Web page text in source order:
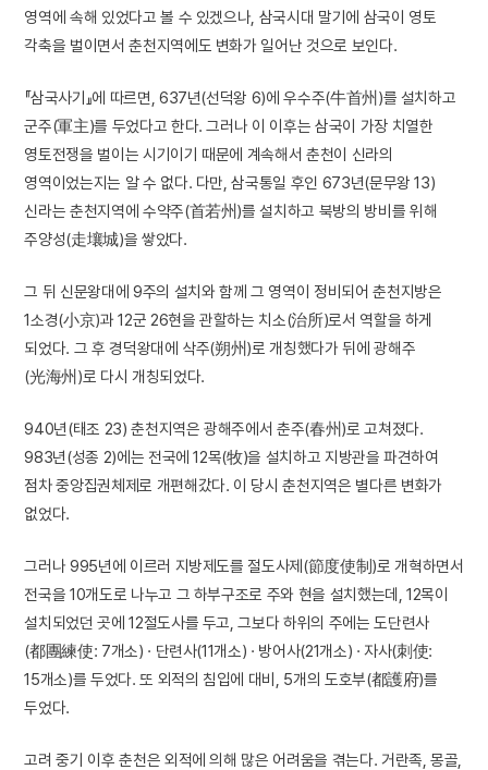
영역에 속해 있었다고 볼 수 있겠으나, 삼국시대 말기에 삼국이 영토
각축을 벌이면서 춘천지역에도 변화가 일어난 것으로 보인다.
『삼국사기』에 따르면, 637년(선덕왕 6)에 우수주(牛首州)를 설치하고
군주(軍主)를 두었다고 한다. 그러나 이 이후는 삼국이 가장 치열한
영토전쟁을 벌이는 시기이기 때문에 계속해서 춘천이 신라의
영역이었는지는 알 수 없다. 다만, 삼국통일 후인 673년(문무왕 13)
신라는 춘천지역에 수약주(首若州)를 설치하고 북방의 방비를 위해
주양성(走壤城)을 쌓았다.
그 뒤 신문왕대에 9주의 설치와 함께 그 영역이 정비되어 춘천지방은
1소경(小京)과 12군 26현을 관할하는 치소(治所)로서 역할을 하게
되었다. 그 후 경덕왕대에 삭주(朔州)로 개칭했다가 뒤에 광해주
(光海州)로 다시 개칭되었다.
940년(태조 23) 춘천지역은 광해주에서 춘주(春州)로 고쳐졌다.
983년(성종 2)에는 전국에 12목(牧)을 설치하고 지방관을 파견하여
점차 중앙집권체제로 개편해갔다. 이 당시 춘천지역은 별다른 변화가
없었다.
그러나 995년에 이르러 지방제도를 절도사제(節度使制)로 개혁하면서
전국을 10개도로 나누고 그 하부구조로 주와 현을 설치했는데, 12목이
설치되었던 곳에 12절도사를 두고, 그보다 하위의 주에는 도단련사
(都團練使: 7개소) · 단련사(11개소) · 방어사(21개소) · 자사(刺使:
15개소)를 두었다. 또 외적의 침입에 대비, 5개의 도호부(都護府)를
두었다.
고려 중기 이후 춘천은 외적에 의해 많은 어려움을 겪는다. 거란족, 몽골,